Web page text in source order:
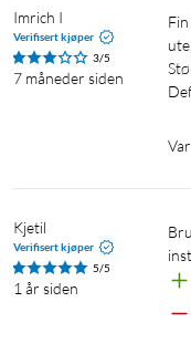
Beskytter deg, din
Hvert eufy Security-
sikkerhetsdata holdes
oversikt over alt som
Utnytt solenergien
Uten strømkabler kan
overvåke hjemmet ditt
Imrich I
Verifisert kjøper
3/5
7 måneder siden
Fin kamera med solar panel( bra når sola er
Kjetil
Verifisert kjøper
5/5
1 år siden
Brukervennlig kamera med helt trådløs